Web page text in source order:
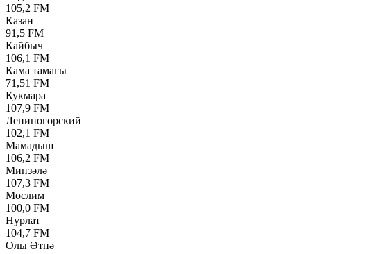
105,2 FM
Казан
91,5 FM
Кайбыч
106,1 FM
Кама тамагы
71,51 FM
Кукмара
107,9 FM
Лениногорский
102,1 FM
Мамадыш
106,2 FM
Минзәлә
107,3 FM
Мөслим
100,0 FM
Нурлат
104,7 FM
Олы Әтнә